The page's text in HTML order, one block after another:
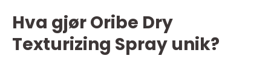
Hva gjør Oribe Dry
Texturizing Spray unik?